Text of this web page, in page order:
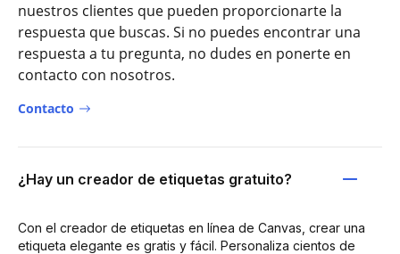
nuestros clientes que pueden proporcionarte la
respuesta que buscas. Si no puedes encontrar una
respuesta a tu pregunta, no dudes en ponerte en
contacto con nosotros.
Contacto
¿Hay un creador de etiquetas gratuito?
Con el creador de etiquetas en línea de Canvas, crear una
etiqueta elegante es gratis y fácil. Personaliza cientos de